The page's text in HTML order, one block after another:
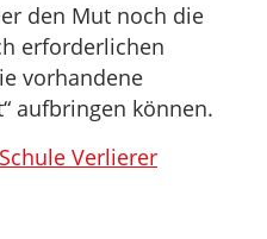
den Mut noch die
erforderlichen
vorhandene
aufbringen können.
Verlierer